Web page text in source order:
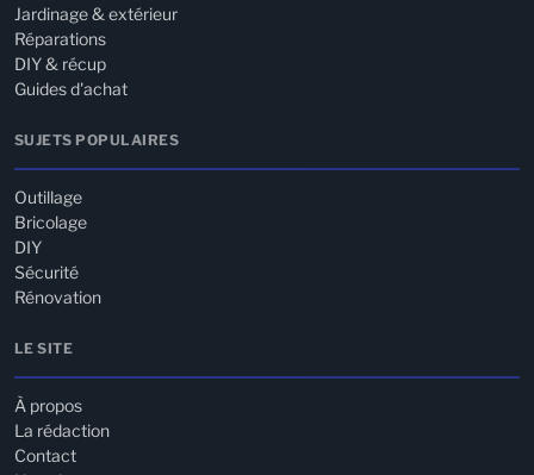
Jardinage & extérieur
Réparations
DIY & récup
Guides d'achat
SUJETS POPULAIRES
Outillage
Bricolage
DIY
Sécurité
Rénovation
LE SITE
À propos
La rédaction
Contact